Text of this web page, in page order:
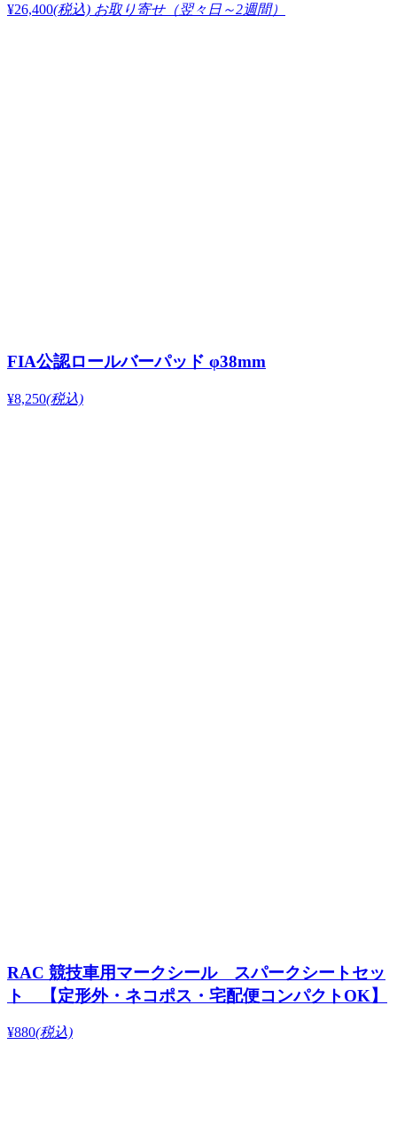
¥26,400(税込) お取り寄せ（翌々日～2週間）
FIA公認ロールバーパッド φ38mm
¥8,250(税込)
RAC 競技車用マークシール スパークシートセッ
ト 【定形外・ネコポス・宅配便コンパクトOK】
¥880(税込)